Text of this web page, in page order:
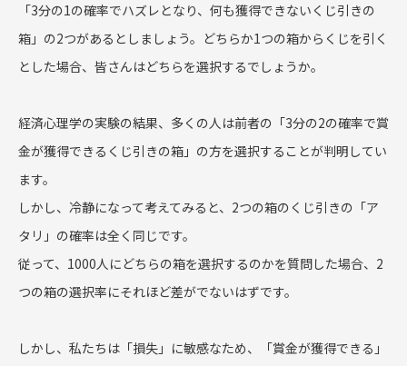
「3分の1の確率でハズレとなり、何も獲得できないくじ引きの
箱」の2つがあるとしましょう。どちらか1つの箱からくじを引く
とした場合、皆さんはどちらを選択するでしょうか。
経済心理学の実験の結果、多くの人は前者の「3分の2の確率で賞
金が獲得できるくじ引きの箱」の方を選択することが判明してい
ます。
しかし、冷静になって考えてみると、2つの箱のくじ引きの「ア
タリ」の確率は全く同じです。
従って、1000人にどちらの箱を選択するのかを質問した場合、2
つの箱の選択率にそれほど差がでないはずです。
しかし、私たちは「損失」に敏感なため、「賞金が獲得できる」